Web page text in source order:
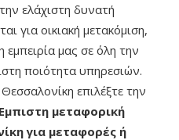
ελάχιστη δυνατή
για οικιακή μετακόμιση,
εμπειρία μας σε όλη την
ποιότητα υπηρεσιών.
επιλέξτε την
μεταφορική
για μεταφορές ή